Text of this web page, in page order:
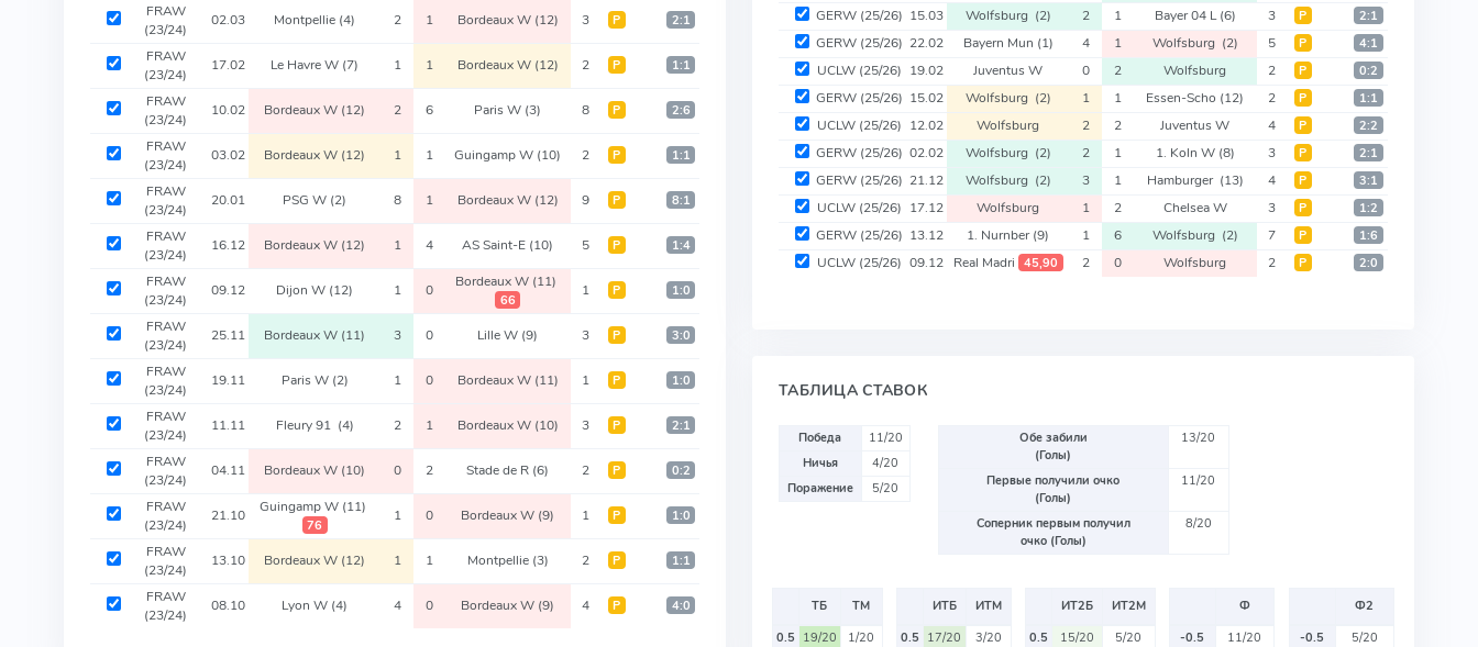
FRAW
(23/24)
02.03 Montpellie (4) 2 1 Bordeaux W (12) 3 Р 2:1
FRAW
(23/24)
17.02 Le Havre W (7) 1 1 Bordeaux W (12) 2 Р 1:1
FRAW
(23/24)
10.02 Bordeaux W (12) 2 6 Paris W (3) 8 Р 2:6
FRAW
(23/24)
03.02 Bordeaux W (12) 1 1 Guingamp W (10) 2 Р 1:1
FRAW
(23/24)
20.01 PSG W (2) 8 1 Bordeaux W (12) 9 Р 8:1
FRAW
(23/24)
16.12 Bordeaux W (12) 1 4 AS Saint-E (10) 5 Р 1:4
FRAW
(23/24)
09.12 Dijon W (12) 1 0 Bordeaux W (11)
66
1 Р 1:0
FRAW
(23/24)
25.11 Bordeaux W (11) 3 0 Lille W (9) 3 Р 3:0
FRAW
(23/24)
19.11 Paris W (2) 1 0 Bordeaux W (11) 1 Р 1:0
FRAW
(23/24)
11.11 Fleury 91 (4) 2 1 Bordeaux W (10) 3 Р 2:1
FRAW
(23/24)
04.11 Bordeaux W (10) 0 2 Stade de R (6) 2 Р 0:2
FRAW
(23/24)
21.10 Guingamp W (11)
76
1 0 Bordeaux W (9) 1 Р 1:0
FRAW
(23/24)
13.10 Bordeaux W (12) 1 1 Montpellie (3) 2 Р 1:1
FRAW
(23/24)
08.10 Lyon W (4) 4 0 Bordeaux W (9) 4 Р 4:0
GERW (25/26) 15.03 Wolfsburg (2) 2 1 Bayer 04 L(6) 3 Р 2:1
GERW (25/26) 22.02 Bayern Mun (1) 4 1 Wolfsburg (2) 5 Р 4:1
UCLW (25/26) 19.02 Juventus W 0 2 Wolfsburg 2 Р 0:2
GERW (25/26) 15.02 Wolfsburg (2) 1 1 Essen-Scho (12) 2 Р 1:1
UCLW (25/26) 12.02 Wolfsburg 2 2 Juventus W 4 Р 2:2
GERW (25/26) 02.02 Wolfsburg (2) 2 1 1. Koln W (8) 3 Р 2:1
GERW (25/26) 21.12 Wolfsburg (2) 3 1 Hamburger (13) 4 Р 3:1
UCLW (25/26) 17.12 Wolfsburg 1 2 Chelsea W 3 Р 1:2
GERW (25/26) 13.12 1. Nurnber(9) 1 6 Wolfsburg (2) 7 Р 1:6
UCLW (25/26) 09.12 Real Madri 45,90 2 0 Wolfsburg 2 Р 2:0
ТАБЛИЦА СТАВОК
Победа
11/20
Ничья
4/20
Поражение
5/20
Обе забили
(Голы)
13/20
Первые получили очко
(Голы)
11/20
Соперник первым получил
очко (Голы)
8/20
ТБ
ТМ
0.5 19/20
1/20
ИТБ
ИТМ
0.5 17/20
3/20
ИТ2Б
ИТ2М
0.5
15/20
5/20
Ф
-0.5
11/20
Ф2
-0.5
5/20